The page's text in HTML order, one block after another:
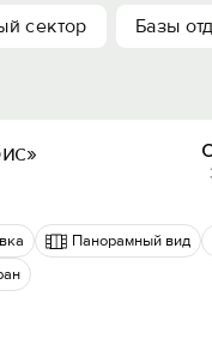
сектор Базы
Панорамный вид